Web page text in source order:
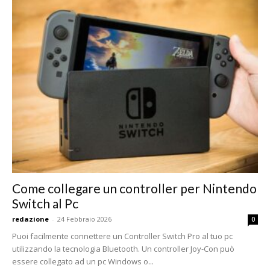
Come collegare un controller per Nintendo
Switch al Pc
redazione - 24 Febbraio 2026 0
Puoi facilmente connettere un Controller Switch Pro al tuo pc
utilizzando la tecnologia Bluetooth. Un controller Joy-Con può
essere collegato ad un pc Windows o...